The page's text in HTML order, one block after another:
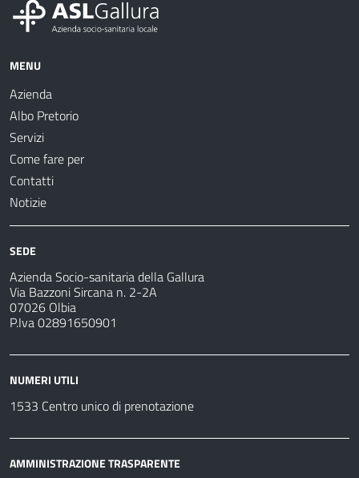
MENU
Azienda
Albo Pretorio
Servizi
Come fare per
Contatti
Notizie
SEDE
Azienda Socio-sanitaria della Gallura
Via Bazzoni Sircana n. 2-2A
07026 Olbia
P.Iva 02891650901
NUMERI UTILI
1533 Centro unico di prenotazione
AMMINISTRAZIONE TRASPARENTE